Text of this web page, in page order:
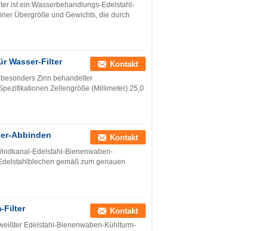
ist ein Wasserbehandlungs-Edelstahl-
Übergröße und Gewichts, die durch
Wasser-Filter Kontakt
Zinn behandelter
Zellengröße (Millimeter) 25,0
Abbinden Kontakt
Edelstahl-Bienenwaben-
gemäß zum genauen
Filter Kontakt
Edelstahl-Bienenwaben-Kühlturm-